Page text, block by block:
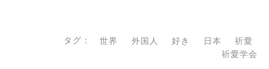
タグ： 世界 外国人 好き 日本
祈愛
祈愛学会